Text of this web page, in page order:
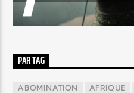
PAR TAG
ABOMINATION AFRIQUE